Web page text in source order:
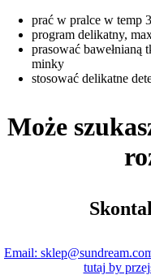
prać w pralce w temp
program delikatny,
prasować bawełnianą
minky
stosować delikatne
Może
Email:
tutaj by